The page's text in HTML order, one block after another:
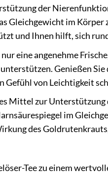
der
Gleichgewicht im Körper
und Ihnen hilft, sich
eine angenehme
Genießen Sie
Gefühl von Leichtigkeit
Mittel zur
im
des
Tee zu einem